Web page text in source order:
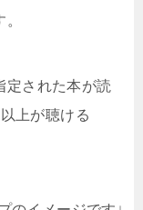
定された本が読
上が聴ける